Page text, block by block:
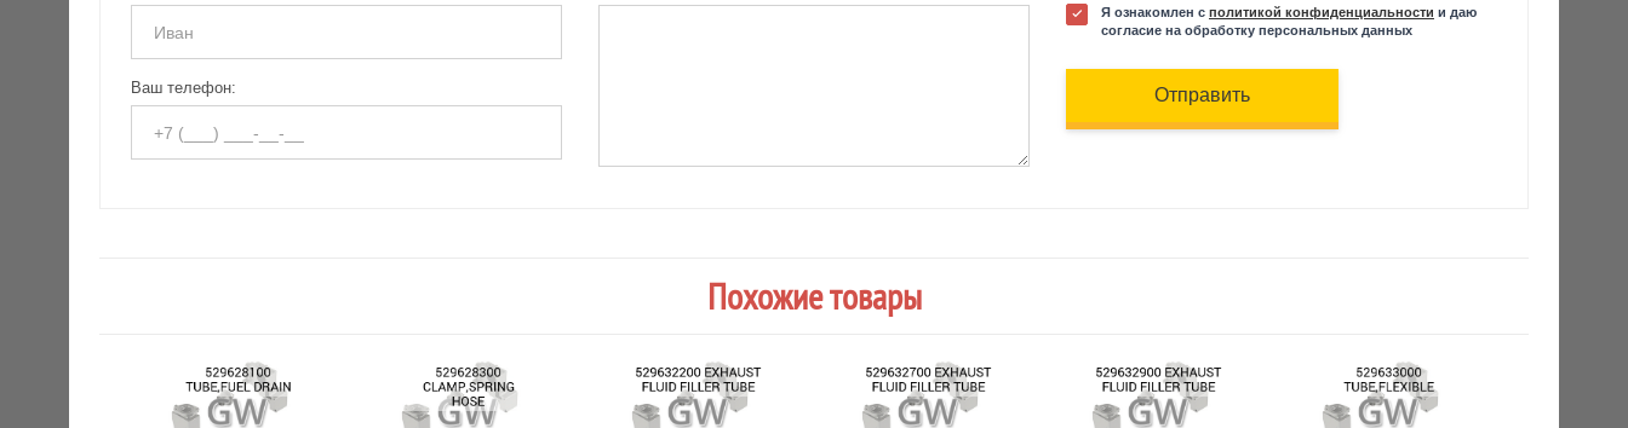
Ваш телефон:
Я ознакомлен с политикой конфиденциальности и даю
согласие на обработку персональных данных
Отправить
Похожие товары